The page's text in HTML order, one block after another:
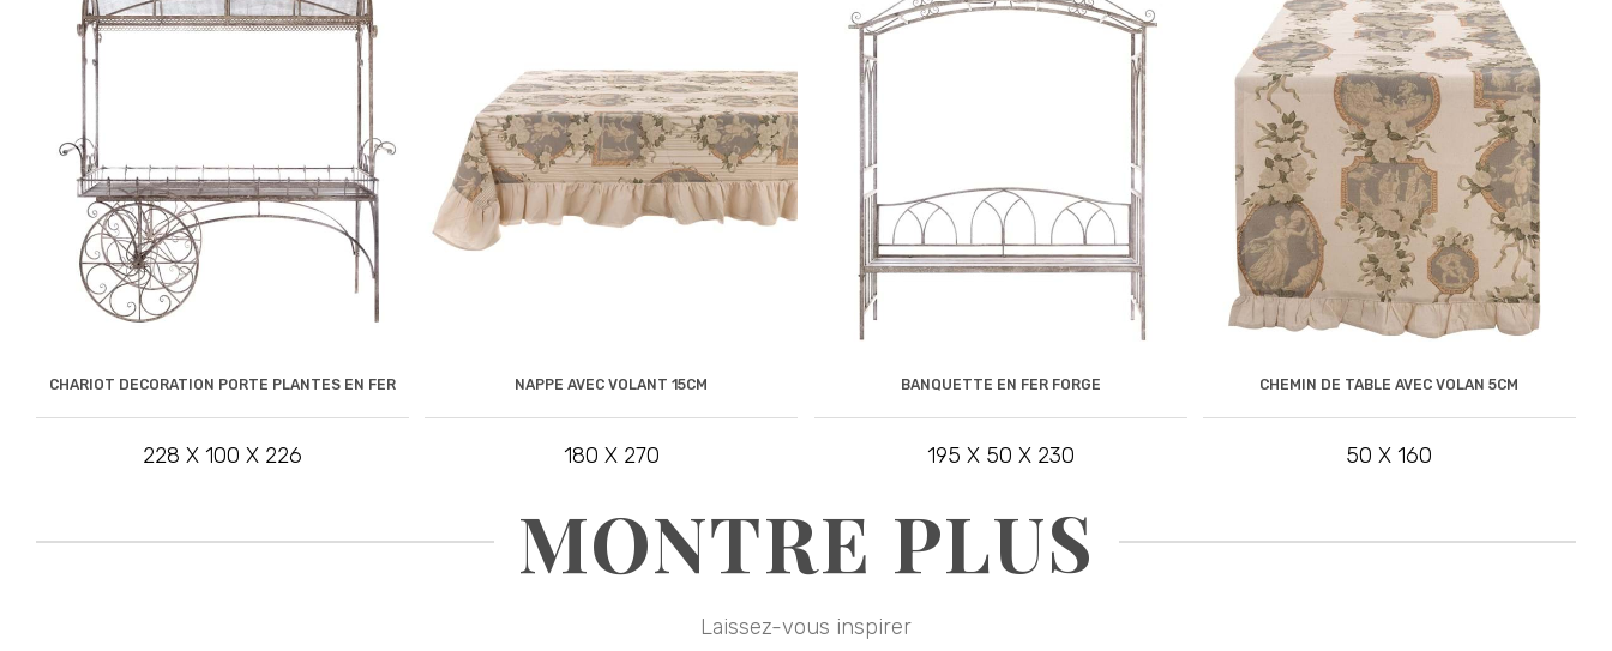
CHARIOT DECORATION PORTE PLANTES EN FER
228 X 100 X 226
NAPPE AVEC VOLANT 15CM
180 X 270
BANQUETTE EN FER FORGE
195 X 50 X 230
CHEMIN DE TABLE AVEC VOLAN 5CM
50 X 160
MONTRE PLUS
Laissez-vous inspirer